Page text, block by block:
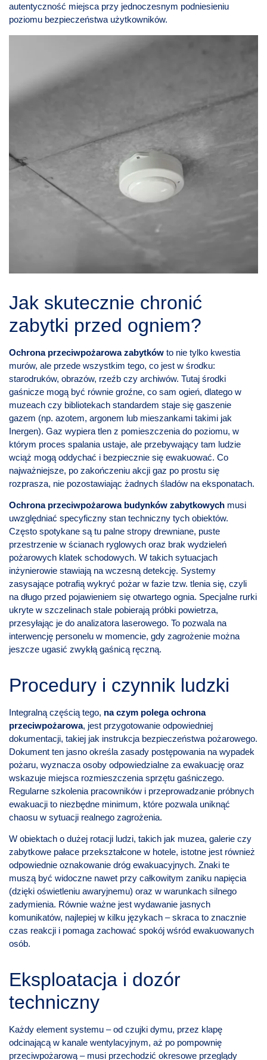
autentyczność miejsca przy jednoczesnym podniesieniu
poziomu bezpieczeństwa użytkowników.
Jak skutecznie chronić
zabytki przed ogniem?
Ochrona przeciwpożarowa zabytków to nie tylko kwestia
murów, ale przede wszystkim tego, co jest w środku:
starodruków, obrazów, rzeźb czy archiwów. Tutaj środki
gaśnicze mogą być równie groźne, co sam ogień, dlatego w
muzeach czy bibliotekach standardem staje się gaszenie
gazem (np. azotem, argonem lub mieszankami takimi jak
Inergen). Gaz wypiera tlen z pomieszczenia do poziomu, w
którym proces spalania ustaje, ale przebywający tam ludzie
wciąż mogą oddychać i bezpiecznie się ewakuować. Co
najważniejsze, po zakończeniu akcji gaz po prostu się
rozprasza, nie pozostawiając żadnych śladów na eksponatach.
Ochrona przeciwpożarowa budynków zabytkowych musi
uwzględniać specyficzny stan techniczny tych obiektów.
Często spotykane są tu palne stropy drewniane, puste
przestrzenie w ścianach ryglowych oraz brak wydzieleń
pożarowych klatek schodowych. W takich sytuacjach
inżynierowie stawiają na wczesną detekcję. Systemy
zasysające potrafią wykryć pożar w fazie tzw. tlenia się, czyli
na długo przed pojawieniem się otwartego ognia. Specjalne rurki
ukryte w szczelinach stale pobierają próbki powietrza,
przesyłając je do analizatora laserowego. To pozwala na
interwencję personelu w momencie, gdy zagrożenie można
jeszcze ugasić zwykłą gaśnicą ręczną.
Procedury i czynnik ludzki
Integralną częścią tego, na czym polega ochrona
przeciwpożarowa, jest przygotowanie odpowiedniej
dokumentacji, takiej jak instrukcja bezpieczeństwa pożarowego.
Dokument ten jasno określa zasady postępowania na wypadek
pożaru, wyznacza osoby odpowiedzialne za ewakuację oraz
wskazuje miejsca rozmieszczenia sprzętu gaśniczego.
Regularne szkolenia pracowników i przeprowadzanie próbnych
ewakuacji to niezbędne minimum, które pozwala uniknąć
chaosu w sytuacji realnego zagrożenia.
W obiektach o dużej rotacji ludzi, takich jak muzea, galerie czy
zabytkowe pałace przekształcone w hotele, istotne jest również
odpowiednie oznakowanie dróg ewakuacyjnych. Znaki te
muszą być widoczne nawet przy całkowitym zaniku napięcia
(dzięki oświetleniu awaryjnemu) oraz w warunkach silnego
zadymienia. Równie ważne jest wydawanie jasnych
komunikatów, najlepiej w kilku językach – skraca to znacznie
czas reakcji i pomaga zachować spokój wśród ewakuowanych
osób.
Eksploatacja i dozór
techniczny
Każdy element systemu – od czujki dymu, przez klapę
odcinającą w kanale wentylacyjnym, aż po pompownię
przeciwpożarową – musi przechodzić okresowe przeglądy